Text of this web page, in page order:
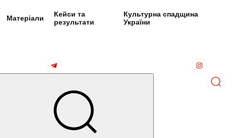
Матеріали
Кейси та
результати
Культурна спадщина
України